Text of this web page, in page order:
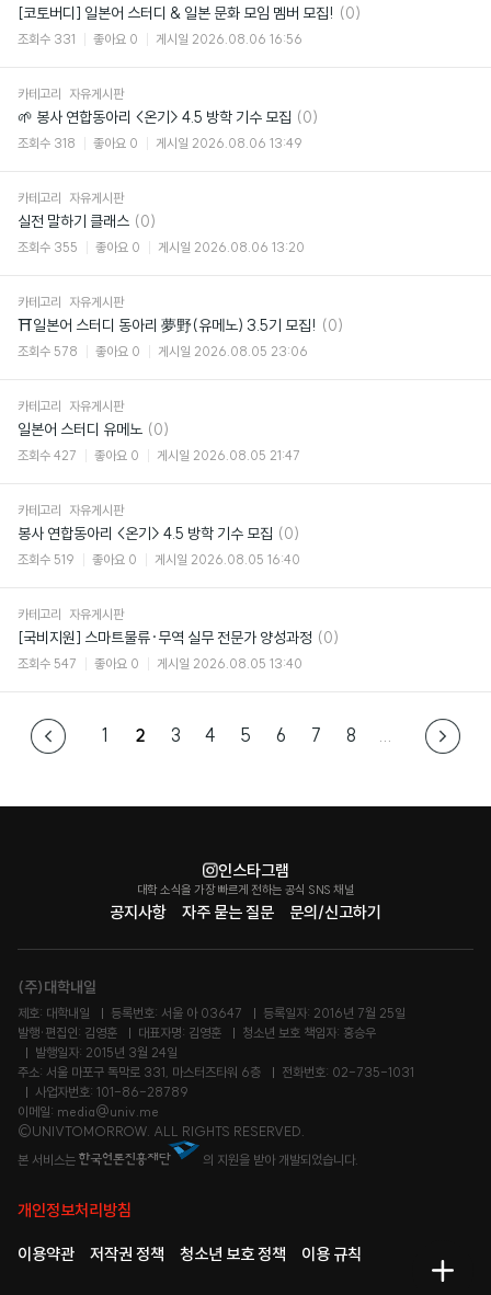
메
[코토버디] 일본어 스터디 & 일본 문화 모임 멤버 모집! 댓
(0)
조회수 331 좋아요 0 게시일 2026.08.06 16:56
카테고리 자유게시판
🌱 봉사 연합동아리 <온기> 4.5 방학 기수 모집 댓
글
(0)
조회수 318 좋아요 0 게시일 2026.08.06 13:49
카테고리 자유게시판
실전 말하기 클래스 댓
글
(0)
조회수 355 좋아요 0 게시일 2026.08.06 13:20
카테고리 자유게시판
⛩일본어 스터디 동아리 夢野(유메노) 3.5기 모집! 댓
(0)
조회수 578 좋아요 0 게시일 2026.08.05 23:06
카테고리 자유게시판
일본어 스터디 유메노 댓
글
(0)
조회수 427 좋아요 0 게시일 2026.08.05 21:47
카테고리 자유게시판
봉사 연합동아리 <온기> 4.5 방학 기수 모집 댓
글
(0)
조회수 519 좋아요 0 게시일 2026.08.05 16:40
카테고리 자유게시판
[국비지원] 스마트물류·무역 실무 전문가 양성과정 댓
(0)
조회수 547 좋아요 0 게시일 2026.08.05 13:40
1 2 3 4 5 6 7 8 ...
공지사항 자주 묻는 질문 문의/신고하기
인스타그램
대학 소식을 가장 빠르게 전하는 공식 SNS 채널
(주)대학내일
제호: 대학내일 등록번호: 서울 아 03647
등록일자: 2016년 7월 25일
발행·편집인: 김영훈
대표자명: 김영훈
청소년 보호 책임자: 홍승우
발행일자: 2015년 3월 24일
주소: 서울 마포구 독막로 331, 마스터즈타워 6층
전화번호: 02-735-1031
사업자번호: 101-86-28789
이메일: media@univ.me
©UNIVTOMORROW. ALL RIGHTS RESERVED.
본 서비스는
의 지원을 받아 개발되었습니다.
개인정보처리방침
이용약관 저작권 정책 청소년 보호 정책 이용 규칙